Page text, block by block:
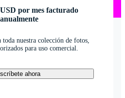
USD por mes facturado
anualmente
toda nuestra colección de fotos,
para uso comercial.
ahora